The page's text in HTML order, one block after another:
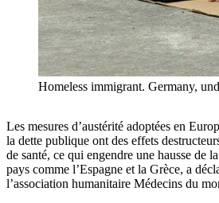
Homeless immigrant. Germany,
Les mesures d’austérité adoptées en
la dette publique ont des effets
de santé, ce qui engendre une hausse de
pays comme l’Espagne et la Grèce, a
l’association humanitaire Médecins du